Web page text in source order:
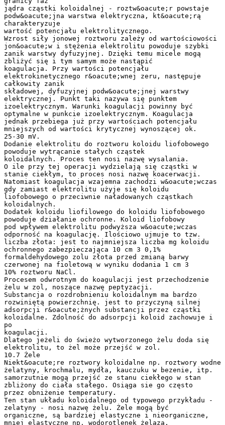
jądra cząstki koloidalnej - roztw&oacute;r powstaje
podw&oacute;jna warstwa elektryczna, kt&oacute;rą
charakteryzuje
wartość potencjału elektrolitycznego.
Wzrost siły jonowej roztworu zależy od wartościowości
jon&oacute;w i stężenia elektrolitu powoduje szybki
zanik warstwy dyfuzyjnej. Dzięki temu micele mogą
zbliżyć się i tym samym może nastąpić
koagulacja. Przy wartości potencjału
elektrokinetycznego r&oacute;wnej zeru, następuje
całkowity zanik
składowej, dyfuzyjnej podw&oacute;jnej warstwy
elektrycznej. Punkt taki nazywa się punktem
izoelektrycznym. Warunki koagulacji powinny być
optymalne w punkcie izoelektrycznym. Koagulacja
jednak przebiega już przy wartościach potencjału
mniejszych od wartości krytycznej wynoszącej ok.
25-30 mV.
Dodanie elektrolitu do roztworu koloidu liofobowego
powoduje wytrącanie stałych cząstek
koloidalnych. Proces ten nosi nazwę wysalania.
O ile przy tej operacji wydzielają się cząstki w
stanie ciekłym, to proces nosi nazwę koacerwacji.
Natomiast koagulacja wzajemna zachodzi w&oacute;wczas
gdy zamiast elektrolitu użyje się koloidu
liofobowego o przeciwnie naładowanych cząstkach
koloidalnych.
Dodatek koloidu liofilowego do koloidu liofobowego
powoduje działanie ochronne. Koloid liofobowy
pod wpływem elektrolitu podwyższa w&oacute;wczas
odporność na koagulację. Ilościowo ujmuje to tzw.
liczba złota: jest to najmniejsza liczba mg koloidu
ochronnego zabezpieczająca 10 cm 3 0,1%
formaldehydowego zolu złota przed zmianą barwy
czerwonej na fioletową w wyniku dodania 1 cm 3
10% roztworu NaCl.
Procesem odwrotnym do koagulacji jest przechodzenie
żelu w zol, noszące nazwę peptyzacji.
Substancja o rozdrobnieniu koloidalnym ma bardzo
rozwiniętą powierzchnię. jest to przyczyną silnej
adsorpcji r&oacute;żnych substancji przez cząstki
koloidalne. Zdolność do adsorpcji koloid zachowuje i
po
koagulacji.
Dlatego jeżeli do świeżo wytworzonego żelu doda się
elektrolitu, to żel może przejść w zol.
10.7 Żele
Niekt&oacute;re roztwory koloidalne np. roztwory wodne
żelatyny, krochmalu, mydła, kauczuku w bezenie, itp.
samorzutnie mogą przejść ze stanu ciekłego w stan
zbliżony do ciała stałego. Osiąga sie go często
przez obniżenie temperatury.
Ten stan układu koloidalnego od typowego przykładu -
zelatyny - nosi nazwę żelu. Żele mogą być
organiczne, są bardziej elastyczne i nieorganiczne,
mniej elastyczne np. wodorotlenek żelaza,